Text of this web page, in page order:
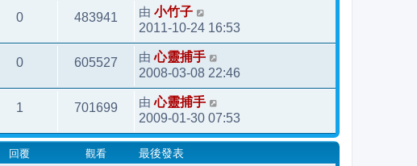
0 483941 由 小竹子
2011-10-24 16:53
0 605527 由心靈捕手
2008-03-08 22:46
1 701699 由心靈捕手
2009-01-30 07:53
回覆 觀看 最後發表